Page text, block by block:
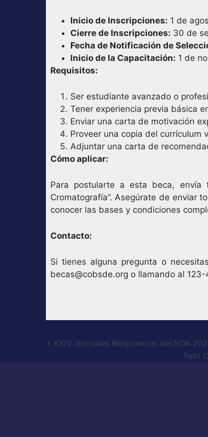
Inicio de Inscripciones: 1 de
Cierre de Inscripciones: 30 de
Fecha de Notificación de
Inicio de la Capacitación: 1 de
Requisitos:
Ser estudiante avanzado o
Tener experiencia previa básica
Enviar una carta de motivación
Proveer una copia del currículum
Adjuntar una carta de
Cómo aplicar:
Para postularte a esta beca, envía
Cromatografía”. Asegúrate de enviar
conocer las bases y condiciones
Contacto:
Si tienes alguna pregunta o
becas@cobsde.org o llamando al
« XXIV Jornadas Bioquímicas del NOA
Feliz